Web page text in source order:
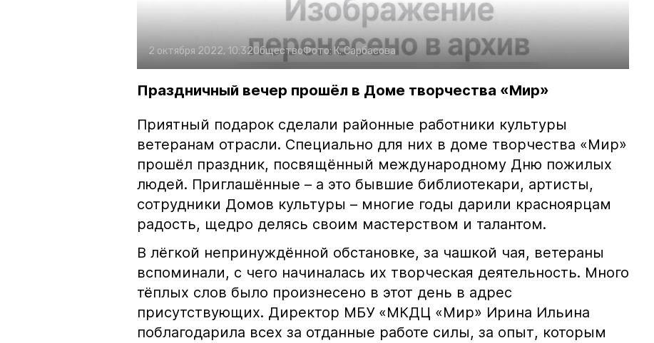
2 октября 2022, 10:32ОбществоФото: К. Сарбасова
Праздничный вечер прошёл в Доме творчества «Мир»
Приятный подарок сделали районные работники культуры
ветеранам отрасли. Специально для них в доме творчества «Мир»
прошёл праздник, посвящённый международному Дню пожилых
людей. Приглашённые – а это бывшие библиотекари, артисты,
сотрудники Домов культуры – многие годы дарили красноярцам
радость, щедро делясь своим мастерством и талантом.
В лёгкой непринуждённой обстановке, за чашкой чая, ветераны
вспоминали, с чего начиналась их творческая деятельность. Много
тёплых слов было произнесено в этот день в адрес
присутствующих. Директор МБУ «МКДЦ «Мир» Ирина Ильина
поблагодарила всех за отданные работе силы, за опыт, которым